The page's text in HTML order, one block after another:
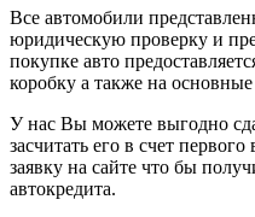
Все автомобили
юридическую проверку и
покупке авто
коробку а также на основные
У нас Вы можете выгодно
засчитать его в счет
заявку на сайте что бы
автокредита.